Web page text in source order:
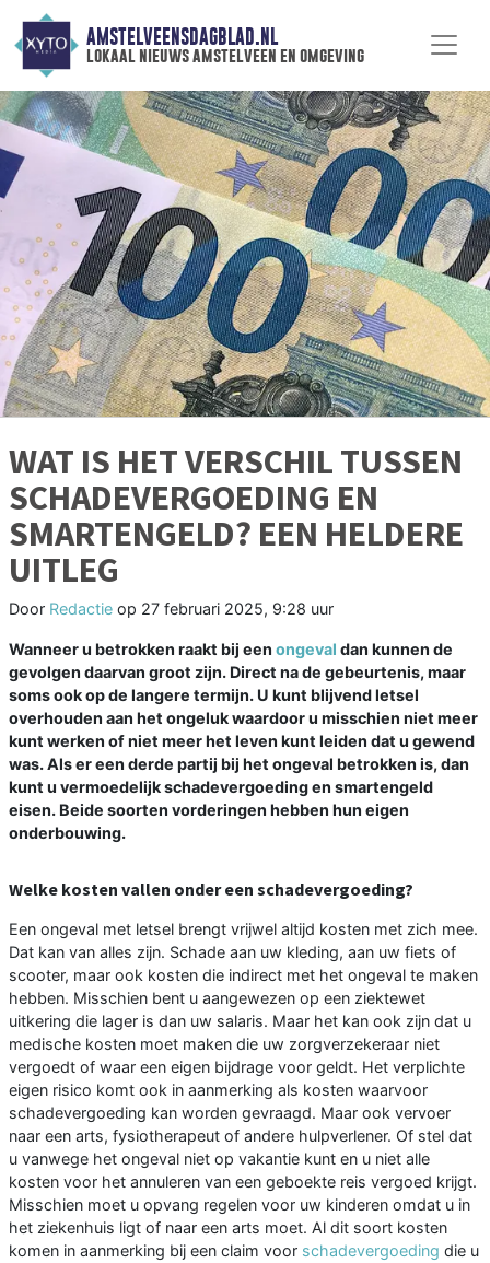
AMSTELVEENSDAGBLAD.NL
lokaal nieuws amstelveen en omgeving
WAT IS HET VERSCHIL TUSSEN
SCHADEVERGOEDING EN
SMARTENGELD? EEN HELDERE
UITLEG
Door Redactie op 27 februari 2025, 9:28 uur
Wanneer u betrokken raakt bij een ongeval dan kunnen de
gevolgen daarvan groot zijn. Direct na de gebeurtenis, maar
soms ook op de langere termijn. U kunt blijvend letsel
overhouden aan het ongeluk waardoor u misschien niet meer
kunt werken of niet meer het leven kunt leiden dat u gewend
was. Als er een derde partij bij het ongeval betrokken is, dan
kunt u vermoedelijk schadevergoeding en smartengeld
eisen. Beide soorten vorderingen hebben hun eigen
onderbouwing.
Welke kosten vallen onder een schadevergoeding?
Een ongeval met letsel brengt vrijwel altijd kosten met zich mee.
Dat kan van alles zijn. Schade aan uw kleding, aan uw fiets of
scooter, maar ook kosten die indirect met het ongeval te maken
hebben. Misschien bent u aangewezen op een ziektewet
uitkering die lager is dan uw salaris. Maar het kan ook zijn dat u
medische kosten moet maken die uw zorgverzekeraar niet
vergoedt of waar een eigen bijdrage voor geldt. Het verplichte
eigen risico komt ook in aanmerking als kosten waarvoor
schadevergoeding kan worden gevraagd. Maar ook vervoer
naar een arts, fysiotherapeut of andere hulpverlener. Of stel dat
u vanwege het ongeval niet op vakantie kunt en u niet alle
kosten voor het annuleren van een geboekte reis vergoed krijgt.
Misschien moet u opvang regelen voor uw kinderen omdat u in
het ziekenhuis ligt of naar een arts moet. Al dit soort kosten
komen in aanmerking bij een claim voor schadevergoeding die u